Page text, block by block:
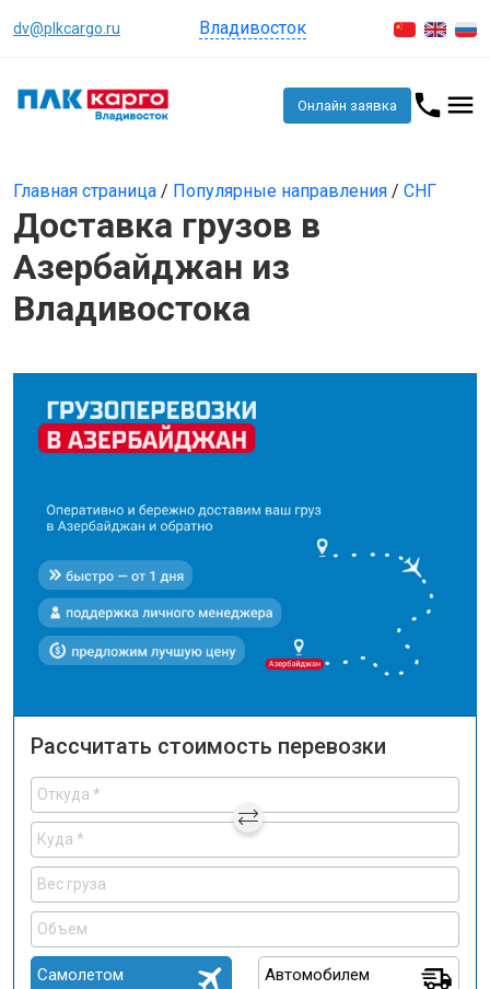
dv@plkcargo.ru Владивосток
Онлайн заявка
Главная страница / Популярные направления / СНГ
Доставка грузов в
Азербайджан из
Владивостока
Рассчитать стоимость перевозки
Самолетом Автомобилем